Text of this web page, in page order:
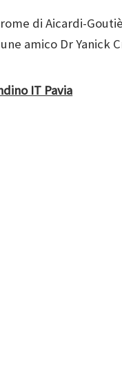
di Aicardi-
amico Dr Yanick
IT Pavia